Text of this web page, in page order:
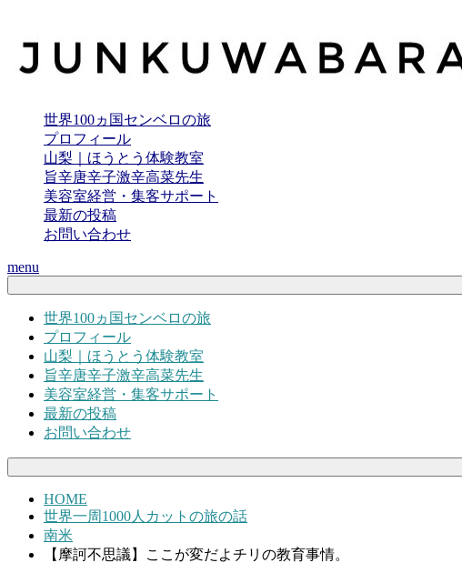
世界100ヵ国センベロの旅
プロフィール
山梨｜ほうとう体験教室
旨辛唐辛子激辛高菜先生
美容室経営・集客サポート
最新の投稿
お問い合わせ
menu
世界100ヵ国センベロの旅
プロフィール
山梨｜ほうとう体験教室
旨辛唐辛子激辛高菜先生
美容室経営・集客サポート
最新の投稿
お問い合わせ
HOME
世界一周1000人カットの旅の話
南米
【摩訶不思議】ここが変だよチリの教育事情。